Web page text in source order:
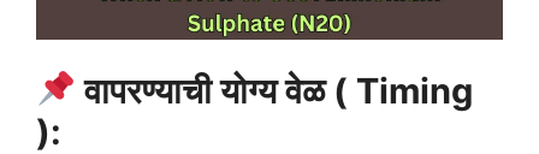
वापरण्याची योग्य वेळ ( Timing
):